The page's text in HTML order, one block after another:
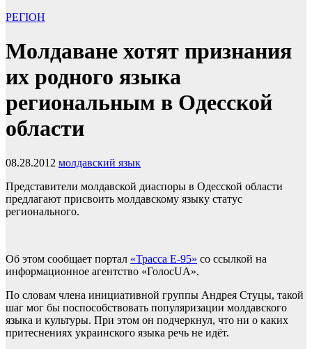
РЕГІОН
Молдаване хотят признания
их родного языка
региональным в Одесской
области
08.28.2012 молдавский язык
Представители молдавской диаспоры в Одесской области
предлагают присвоить молдавскому языку статус
регионального.
Об этом сообщает портал «Трасса Е-95» со ссылкой на
информационное агентство «ГолосUA».
По словам члена инициативной группы Андрея Стуцы, такой
шаг мог бы поспособствовать популяризации молдавского
языка и культуры. При этом он подчеркнул, что ни о каких
притеснениях украинского языка речь не идёт.